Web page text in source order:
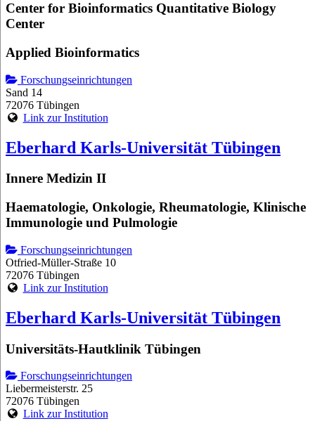
Center for Bioinformatics Quantitative Biology
Center
Applied Bioinformatics
Forschungseinrichtungen
Sand 14
72076 Tübingen
Link zur Institution
Eberhard Karls-Universität Tübingen
Innere Medizin II
Haematologie, Onkologie, Rheumatologie, Klinische
Immunologie und Pulmologie
Forschungseinrichtungen
Otfried-Müller-Straße 10
72076 Tübingen
Link zur Institution
Eberhard Karls-Universität Tübingen
Universitäts-Hautklinik Tübingen
Forschungseinrichtungen
Liebermeisterstr. 25
72076 Tübingen
Link zur Institution